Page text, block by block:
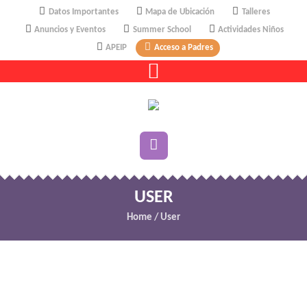
Datos Importantes Mapa de Ubicación
Talleres
Anuncios y Eventos
Summer School
Actividades Niños
APEIP
Acceso a Padres
USER
Home / User